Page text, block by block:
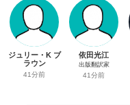
ジュリー・K ブ
ラウン
41分前
依田光江
出版翻訳家
41分前